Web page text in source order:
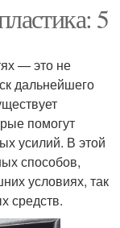
5
— это не
дальнейшего
помогут
усилий. В этой
способов,
условиях, так
средств.